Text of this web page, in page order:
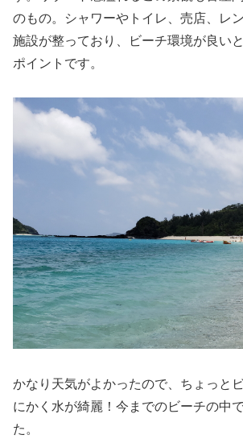
のもの。シャワーやトイレ、売店、レ
施設が整っており、ビーチ環境が良い
ポイントです。
かなり天気がよかったので、ちょっと
にかく水が綺麗！今までのビーチの中
た。